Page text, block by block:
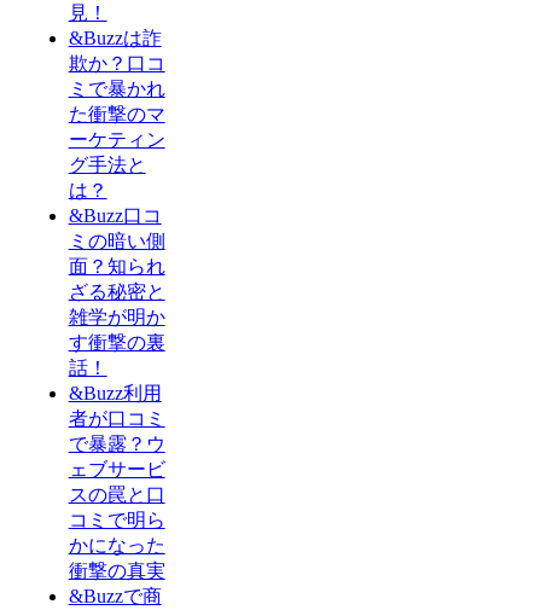
見！
&Buzzは詐
欺か？口コ
ミで暴かれ
た衝撃のマ
ーケティン
グ手法と
は？
&Buzz口コ
ミの暗い側
面？知られ
ざる秘密と
雑学が明か
す衝撃の裏
話！
&Buzz利用
者が口コミ
で暴露？ウ
ェブサービ
スの罠と口
コミで明ら
かになった
衝撃の真実
&Buzzで商